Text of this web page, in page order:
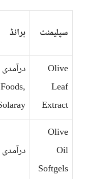
سپلیمنٹ برانڈ
Olive
Leaf
Extract
Foods,
Olive
Oil
Softgels
درآمدی